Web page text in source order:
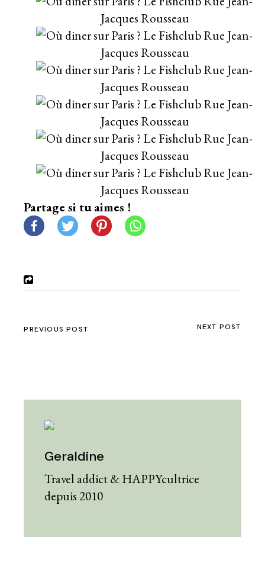
Partage si tu aimes !
PREVIOUS POST NEXT POST
Geraldine
Travel addict & HAPPYcultrice
depuis 2010